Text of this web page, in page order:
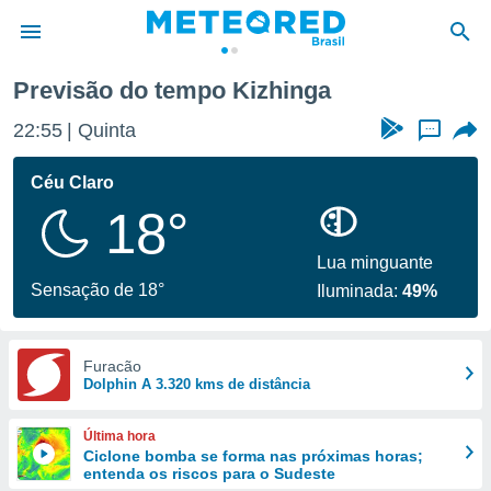
da
fornecidas
a este
das
e
forma
digital
Previsão do tempo Kizhinga
22:55 Quinta ...
Céu Claro
18°
Sensação de 18°
Lua minguante
Iluminada:49%
Furacão
Dolphin A 3.320 kms de distância
Última hora
Ciclone bomba se forma nas próximas horas;
entenda os riscos para o Sudeste